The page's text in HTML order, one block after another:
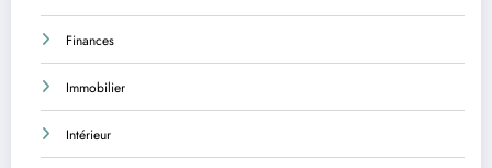
Finances
Immobilier
Intérieur